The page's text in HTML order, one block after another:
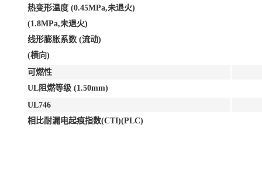
热变形温度 (0.45MPa,未退火)
(1.8MPa,未退火)
线形膨胀系数 (流动)
(横向)
可燃性
UL阻燃等级 (1.50mm)
UL746
相比耐漏电起痕指数(CTI)(PLC)